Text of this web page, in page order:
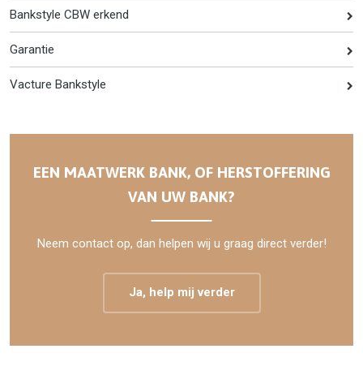
Bankstyle CBW erkend
Garantie
Vacture Bankstyle
EEN MAATWERK BANK, OF HERSTOFFERING
VAN UW BANK?
Neem contact op, dan helpen wij u graag direct verder!
Ja, help mij verder